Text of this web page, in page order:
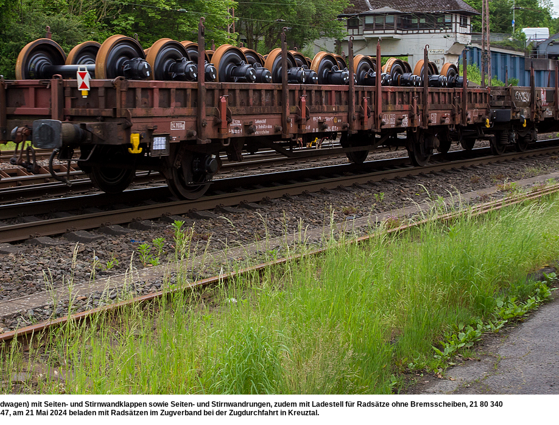
mit Seiten- und Stirnwandklappen sowie Seiten- und Stirnwandrungen, zudem mit Ladestell für Radsätze ohne Bremsscheiben, 21 80 340
am 21 Mai 2024 beladen mit Radsätzen im Zugverband bei der Zugdurchfahrt in Kreuztal.